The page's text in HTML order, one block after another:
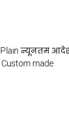
Plain न्यूनतम आदेश
Custom made